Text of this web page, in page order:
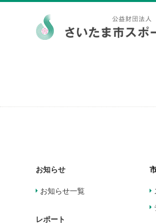
お知らせ
お知らせ一覧
レポート